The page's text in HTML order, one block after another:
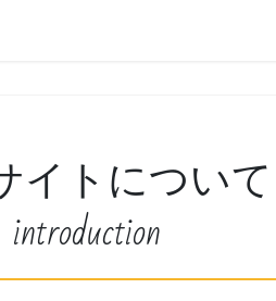
イトについて
introduction